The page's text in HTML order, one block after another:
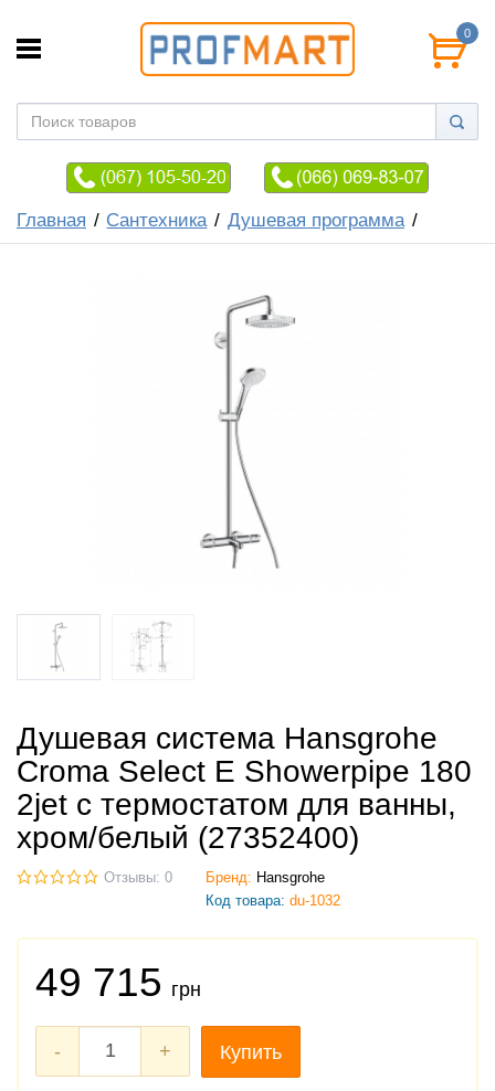
0
Главная Сантехника Душевая программа
Душевая система Hansgrohe
Croma Select E Showerpipe 180
2jet с термостатом для ванны,
хром/белый (27352400)
Отзывы: 0 Бренд: Hansgrohe
Код товара: du-1032
49 715 грн
- + Купить